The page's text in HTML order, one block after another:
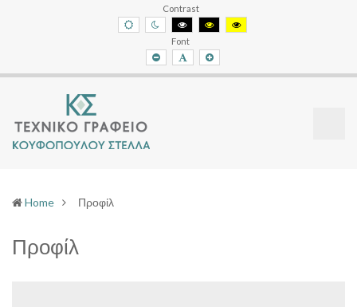
Contrast
Default
contrast
Night
contrast
Black
and
White
contrast
Black
and
contrast
Yellow
and
Font
Smaller
Font
Default
Font
Larger
Font
Home Προφίλ
Προφίλ